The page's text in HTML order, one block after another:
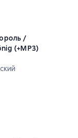
/
(+MP3)
на основе 6 оценок